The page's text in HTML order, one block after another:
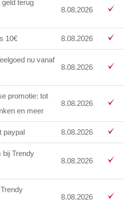
terug
8.08.2026
10€ 8.08.2026
nu vanaf
8.08.2026
promotie: tot
en meer
8.08.2026
paypal 8.08.2026
bij Trendy
8.08.2026
8.08.2026